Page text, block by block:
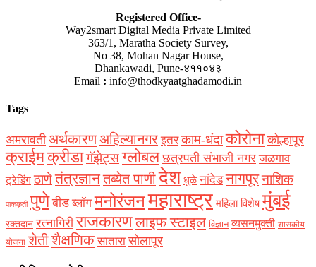
Registered Office-
Way2smart Digital Media Private Limited
363/1, Maratha Society Survey,
No 38, Mohan Nagar House,
Dhankawadi, Pune-४११०४३
Email : info@thodkyaatghadamodi.in
Tags
अमरावती अर्थकारणअहिल्यानगर इतर काम-धंदाकोरोना कोल्हापूर
क्राईमक्रीडागॅझेट्सग्लोबल छत्रपती संभाजी नगर जळगाव
ट्रेडिंग ठाणेतंत्रज्ञानतब्येत पाणीदेश धुळे नांदेड नागपूरनाशिक
पाककृती पुणे बीड ब्लॉग मनोरंजनमहाराष्ट्र महिला विशेष मुंबई
रक्‍तदान रत्नागिरी राजकारणलाइफ स्टाइल विज्ञान व्यसनमुक्ती शासकीय
योजना शेतीशैक्षणिक सातारा सोलापूर